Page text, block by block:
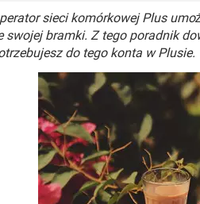
sieci komórkowej Plus
swojej bramki. Z tego poradnik
do tego konta w Plusie.